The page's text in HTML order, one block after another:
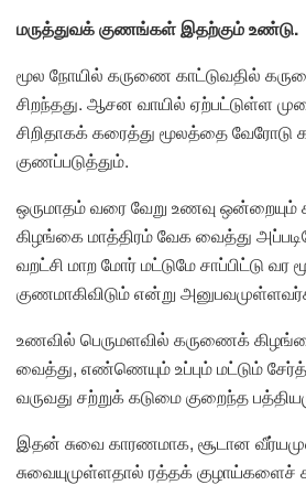
மருத்துவக் குணங்கள் இதற்கும் உண்டு.
மூல நோயில் கருணை காட்டுவதில்
சிறந்தது. ஆசன வாயில் ஏற்பட்டுள்ள
சிறிதாகக் கரைத்து மூலத்தை வேரோடு
குணப்படுத்தும்.
ஒருமாதம் வரை வேறு உணவு ஒன்றையும்
கிழங்கை மாத்திரம் வேக வைத்து
வறட்சி மாற மோர் மட்டுமே சாப்பிட்டு
குணமாகிவிடும் என்று
உணவில் பெருமளவில் கருணைக்
வைத்து, எண்ணெயும் உப்பும் மட்டும்
வருவது சற்றுக் கடுமை குறைந்த
இதன் சுவை காரணமாக, சூடான
சுவையுமுள்ளதால் ரத்தக் குழாய்களைச்